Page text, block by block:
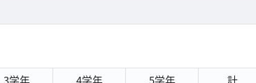
3学年 4学年 5学年
計